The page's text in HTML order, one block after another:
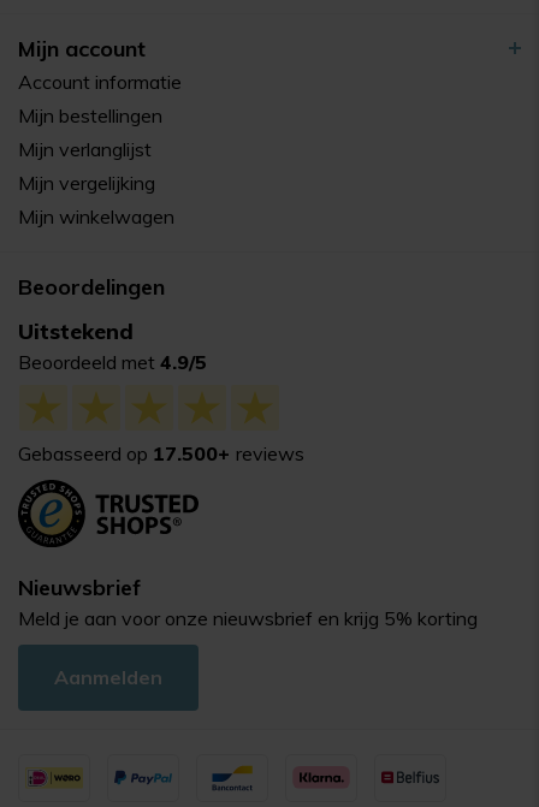
Mijn account
Account informatie
Mijn bestellingen
Mijn verlanglijst
Mijn vergelijking
Mijn winkelwagen
Beoordelingen
Uitstekend
Beoordeeld met 4.9/5
Gebasseerd op 17.500+ reviews
Nieuwsbrief
Meld je aan voor onze nieuwsbrief en krijg 5% korting
Aanmelden